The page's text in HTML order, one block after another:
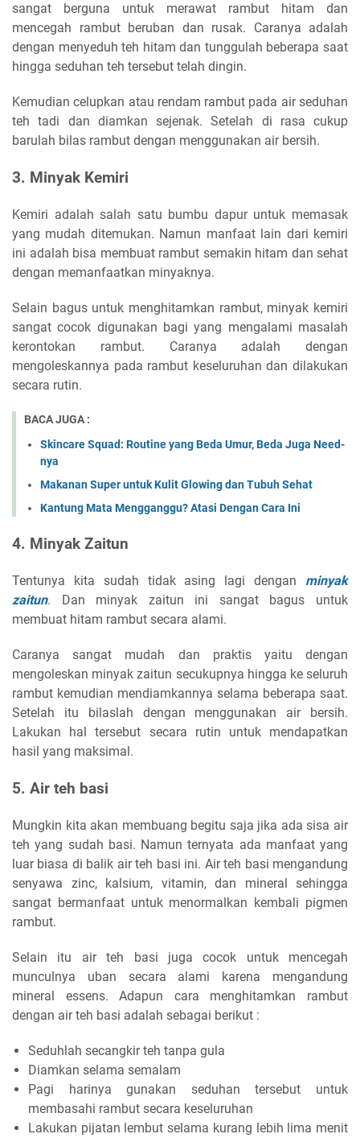
sangat berguna untuk merawat rambut hitam dan
mencegah rambut beruban dan rusak. Caranya adalah
dengan menyeduh teh hitam dan tunggulah beberapa saat
hingga seduhan teh tersebut telah dingin.
Kemudian celupkan atau rendam rambut pada air seduhan
teh tadi dan diamkan sejenak. Setelah di rasa cukup
barulah bilas rambut dengan menggunakan air bersih.
3. Minyak Kemiri
Kemiri adalah salah satu bumbu dapur untuk memasak
yang mudah ditemukan. Namun manfaat lain dari kemiri
ini adalah bisa membuat rambut semakin hitam dan sehat
dengan memanfaatkan minyaknya.
Selain bagus untuk menghitamkan rambut, minyak kemiri
sangat cocok digunakan bagi yang mengalami masalah
kerontokan rambut. Caranya adalah dengan
mengoleskannya pada rambut keseluruhan dan dilakukan
secara rutin.
BACA JUGA :
Skincare Squad: Routine yang Beda Umur, Beda Juga Need-
nya
Makanan Super untuk Kulit Glowing dan Tubuh Sehat
Kantung Mata Mengganggu? Atasi Dengan Cara Ini
4. Minyak Zaitun
Tentunya kita sudah tidak asing lagi dengan minyak
zaitun. Dan minyak zaitun ini sangat bagus untuk
membuat hitam rambut secara alami.
Caranya sangat mudah dan praktis yaitu dengan
mengoleskan minyak zaitun secukupnya hingga ke seluruh
rambut kemudian mendiamkannya selama beberapa saat.
Setelah itu bilaslah dengan menggunakan air bersih.
Lakukan hal tersebut secara rutin untuk mendapatkan
hasil yang maksimal.
5. Air teh basi
Mungkin kita akan membuang begitu saja jika ada sisa air
teh yang sudah basi. Namun ternyata ada manfaat yang
luar biasa di balik air teh basi ini. Air teh basi mengandung
senyawa zinc, kalsium, vitamin, dan mineral sehingga
sangat bermanfaat untuk menormalkan kembali pigmen
rambut.
Selain itu air teh basi juga cocok untuk mencegah
munculnya uban secara alami karena mengandung
mineral essens. Adapun cara menghitamkan rambut
dengan air teh basi adalah sebagai berikut :
Seduhlah secangkir teh tanpa gula
Diamkan selama semalam
Pagi harinya gunakan seduhan tersebut untuk
membasahi rambut secara keseluruhan
Lakukan pijatan lembut selama kurang lebih lima menit